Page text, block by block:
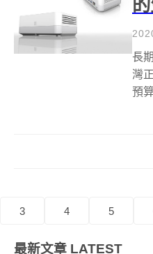
長
灣
預
3
4 5
最新文章 LATEST